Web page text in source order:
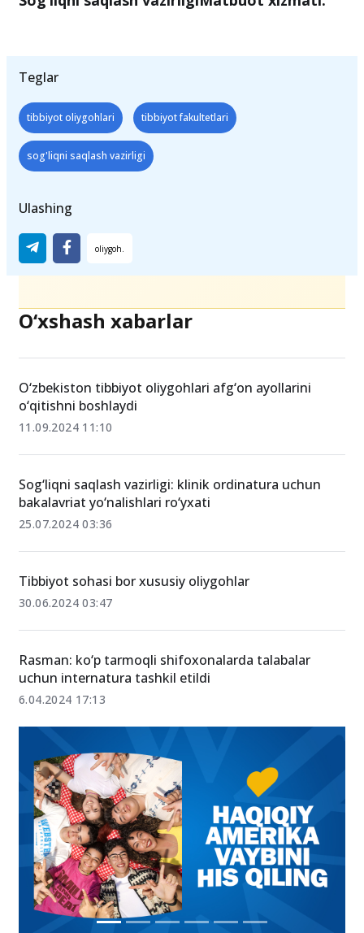
Teglar
tibbiyot oliygohlari tibbiyot fakultetlari
sog'liqni saqlash vazirligi
Ulashing
O‘xshash xabarlar
O‘zbekiston tibbiyot oliygohlari afg‘on ayollarini
o‘qitishni boshlaydi
11.09.2024 11:10
Sog‘liqni saqlash vazirligi: klinik ordinatura uchun
bakalavriat yo‘nalishlari ro‘yxati
25.07.2024 03:36
Tibbiyot sohasi bor xususiy oliygohlar
30.06.2024 03:47
Rasman: ko‘p tarmoqli shifoxonalarda talabalar
uchun internatura tashkil etildi
6.04.2024 17:13